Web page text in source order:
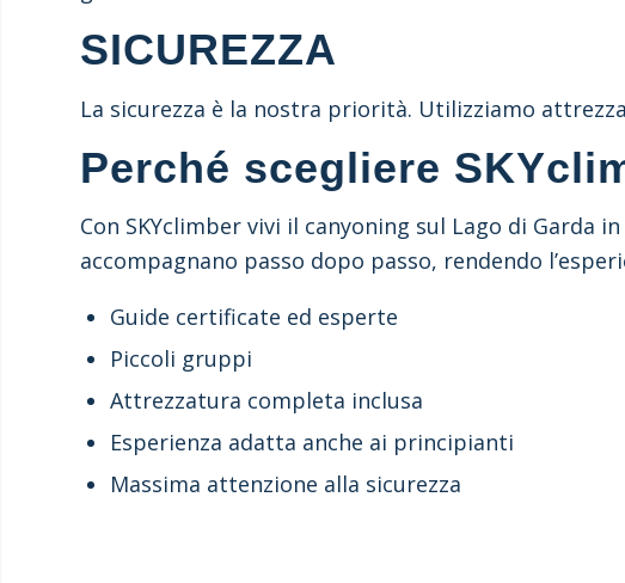
SICUREZZA
La sicurezza è la nostra priorità. Utilizziamo
Perché scegliere
Con SKYclimber vivi il canyoning sul Lago di
accompagnano passo dopo passo, rendendo
Guide certificate ed esperte
Piccoli gruppi
Attrezzatura completa inclusa
Esperienza adatta anche ai principianti
Massima attenzione alla sicurezza